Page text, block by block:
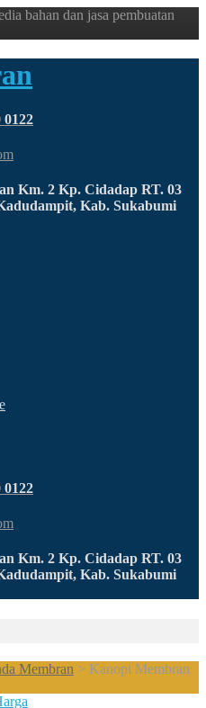
bahan dan jasa pembuatan
0122
Km. 2 Kp. Cidadap RT. 03
Kab. Sukabumi
0122
Km. 2 Kp. Cidadap RT. 03
Kab. Sukabumi
Membran > Kanopi Membran